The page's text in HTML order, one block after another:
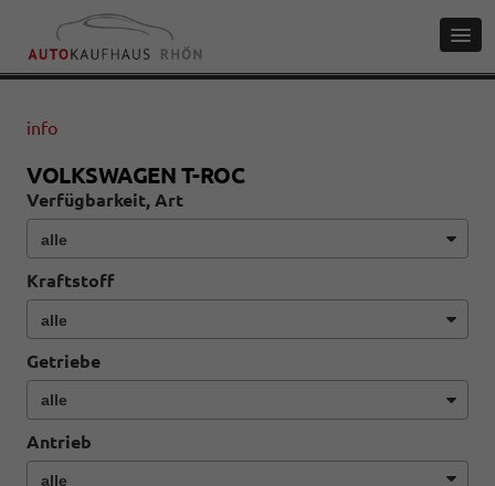
info
VOLKSWAGEN T-ROC
Verfügbarkeit, Art
Kraftstoff
Getriebe
Antrieb